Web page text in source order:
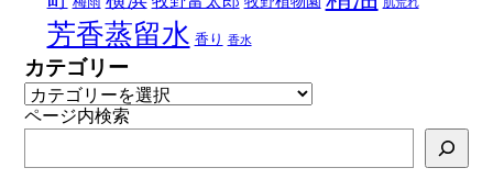
芳香蒸留水 香り 香水
カテゴリー
ページ内検索